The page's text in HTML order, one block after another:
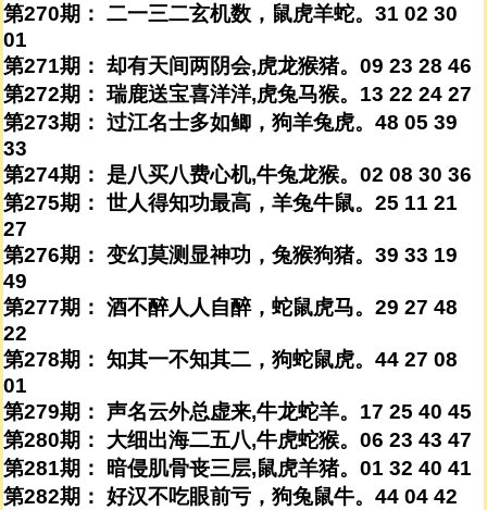
第270期： 二一三二玄机数，鼠虎羊蛇。31 02 30
01
第271期： 却有天间两阴会,虎龙猴猪。09 23 28 46
第272期： 瑞鹿送宝喜洋洋,虎兔马猴。13 22 24 27
第273期： 过江名士多如鲫，狗羊兔虎。48 05 39
33
第274期： 是八买八费心机,牛兔龙猴。02 08 30 36
第275期： 世人得知功最高，羊兔牛鼠。25 11 21
27
第276期： 变幻莫测显神功，兔猴狗猪。39 33 19
49
第277期： 酒不醉人人自醉，蛇鼠虎马。29 27 48
22
第278期： 知其一不知其二，狗蛇鼠虎。44 27 08
01
第279期： 声名云外总虚来,牛龙蛇羊。17 25 40 45
第280期： 大细出海二五八,牛虎蛇猴。06 23 43 47
第281期： 暗侵肌骨丧三层,鼠虎羊猪。01 32 40 41
第282期： 好汉不吃眼前亏，狗兔鼠牛。44 04 42